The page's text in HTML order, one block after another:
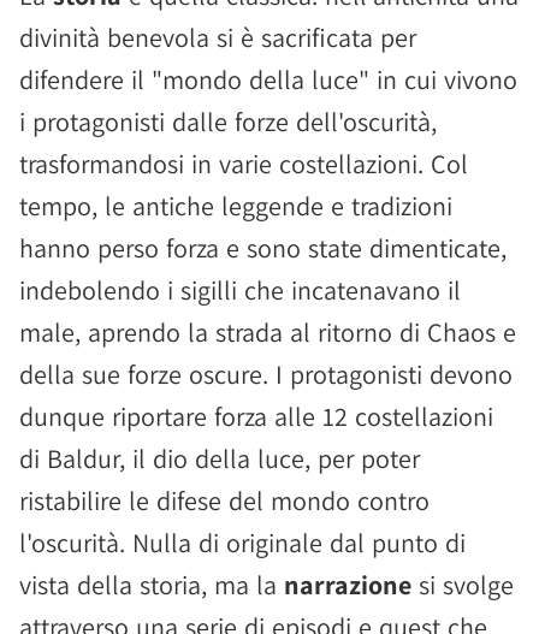
divinità benevola si è sacrificata per
difendere il "mondo della luce" in cui vivono
i protagonisti dalle forze dell'oscurità,
trasformandosi in varie costellazioni. Col
tempo, le antiche leggende e tradizioni
hanno perso forza e sono state dimenticate,
indebolendo i sigilli che incatenavano il
male, aprendo la strada al ritorno di Chaos e
della sue forze oscure. I protagonisti devono
dunque riportare forza alle 12 costellazioni
di Baldur, il dio della luce, per poter
ristabilire le difese del mondo contro
l'oscurità. Nulla di originale dal punto di
vista della storia, ma la narrazione si svolge
attraverso una serie di episodi e quest che